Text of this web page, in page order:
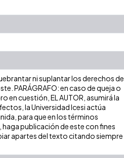
ni suplantar los derechos de
PARÁGRAFO: en caso de queja o
cuestión, EL AUTOR, asumirá la
la Universidad Icesi actúa
para que en los términos
haga publicación de este con fines
apartes del texto citando siempre